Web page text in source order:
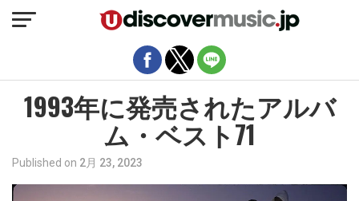
1993年に発売されたアルバ
ム・ベスト71
Published on 2月 23, 2023
モバイルバージョンを終了